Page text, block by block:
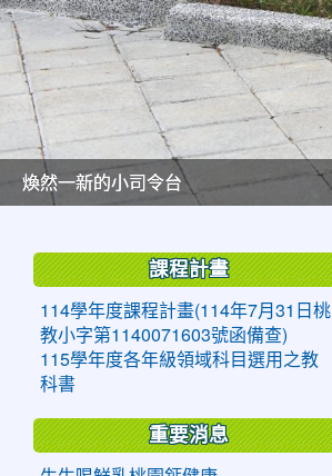
美麗的操場是我們活力的來源
美麗的操場是我們活力的來源
煥然一新的小司令台
煥然一新的小司令台
富含桃園埤塘田園風光意象的中廊
富含桃園埤塘田園風光意象的中廊
嶄新的中庭廣場
嶄新的中庭廣場
水生池生生不息
水生池生生不息
課程計畫
114學年度課程計畫(114年7月31日桃
教小字第1140071603號函備查)
115學年度各年級領域科目選用之教
科書
重要消息